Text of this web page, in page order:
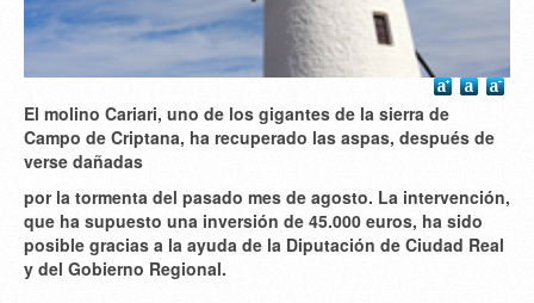
El molino Cariari, uno de los gigantes de la sierra de
Campo de Criptana, ha recuperado las aspas, después de
verse dañadas
por la tormenta del pasado mes de agosto. La intervención,
que ha supuesto una inversión de 45.000 euros, ha sido
posible gracias a la ayuda de la Diputación de Ciudad Real
y del Gobierno Regional.